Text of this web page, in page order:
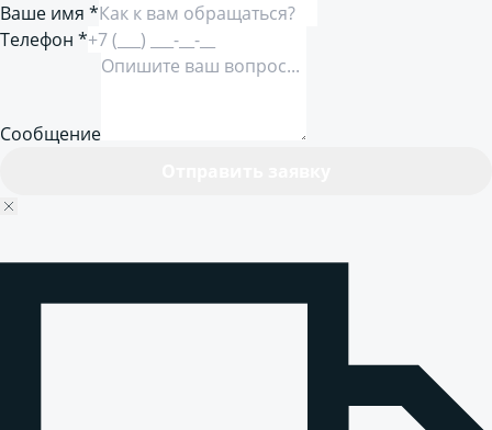
Ваше имя *
Телефон *
Сообщение